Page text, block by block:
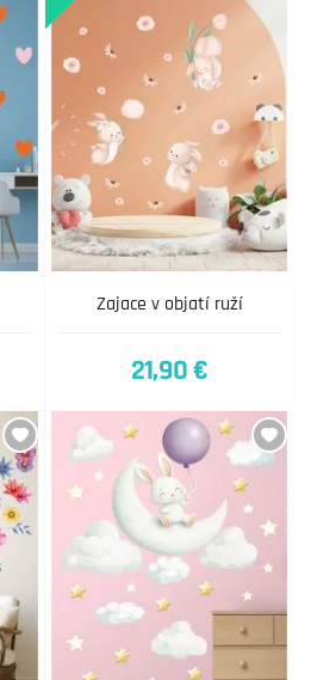
Zajace v objatí ruží
21,90 €